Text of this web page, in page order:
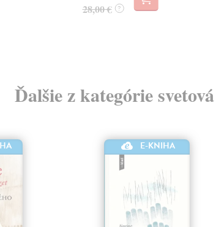
28,00 € ?
Ďalšie z kategórie
E-KNIHA